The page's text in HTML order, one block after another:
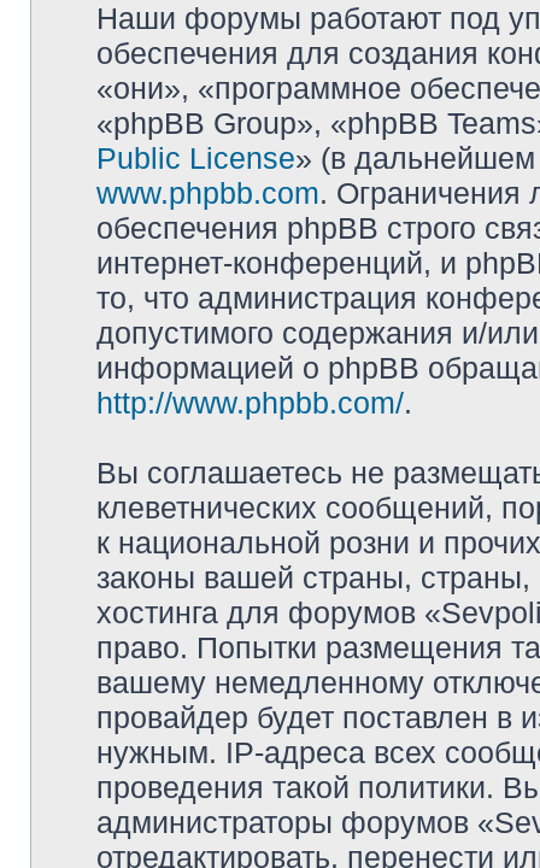
Наши форумы работают под
обеспечения для создания
«они», «программное
«phpBB Group», «phpBB
Public License» (в дальнейшем
www.phpbb.com. Ограничения
обеспечения phpBB строго
интернет-конференций, и
то, что администрация
допустимого содержания и/
информацией о phpBB
http://www.phpbb.com/.
Вы соглашаетесь не
клеветнических сообщений,
к национальной розни и
законы вашей страны, страны,
хостинга для форумов
право. Попытки размещения
вашему немедленному
провайдер будет поставлен в
нужным. IP-адреса всех
проведения такой политики.
администраторы форумов
отредактировать, перенести